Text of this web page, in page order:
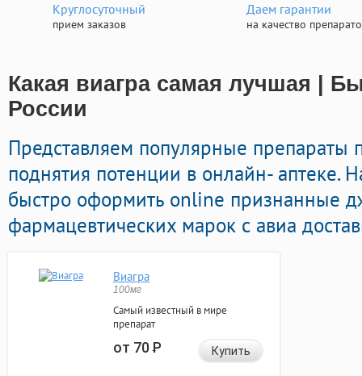
Круглосуточный
прием заказов
Даем гарантии
на качество
Какая виагра самая лучшая |
России
Представляем популярные
поднятия потенции в онлайн- аптеке.
быстро оформить online признанные
фармацевтических марок с авиа
Виагра
100мг
Самый известный в мире
препарат
от 70Р Купить